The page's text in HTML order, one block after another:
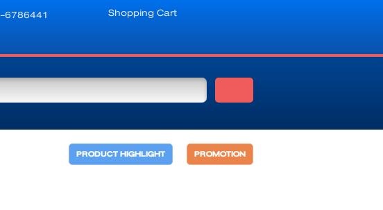
6786441
Shopping Cart
PROMOTION
PRODUCT HIGHLIGHT